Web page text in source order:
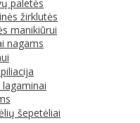
paletės
žirklutės
manikiūrui
nagams
šepetėliai